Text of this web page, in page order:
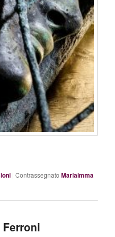
|Contrassegnato Mariaimma